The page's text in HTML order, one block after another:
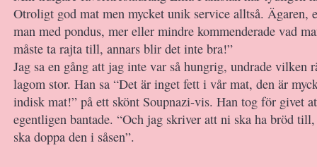
Otroligt god mat men mycket unik service alltså. Ägaren,
man med pondus, mer eller mindre kommenderade vad
måste ta rajta till, annars blir det inte bra!”
Jag sa en gång att jag inte var så hungrig, undrade vilken
lagom stor. Han sa “Det är inget fett i vår mat, den är
indisk mat!” på ett skönt Soupnazi-vis. Han tog för givet
egentligen bantade. “Och jag skriver att ni ska ha bröd
ska doppa den i såsen”.